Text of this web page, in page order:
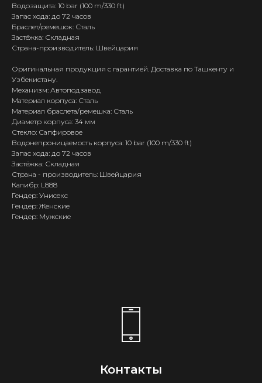
Водозащита: 10 bar (100 m/330 ft)
Запас хода: до 72 часов
Браслет/ремешок: Сталь
Застёжка: Складная
Страна-производитель: Швейцария
Оригинальная продукция с гарантией. Доставка по Ташкенту и
Узбекистану.
Механизм: Автоподзавод
Материал корпуса: Сталь
Материал браслета/ремешка: Сталь
Диаметр корпуса: 34 мм
Стекло: Сапфировое
Водонепроницаемость корпуса: 10 bar (100 m/330 ft)
Запас хода: до 72 часов
Застёжка: Складная
Страна - производитель: Швейцария
Калибр: L888
Гендер: Унисекс
Гендер: Женские
Гендер: Мужские
Контакты